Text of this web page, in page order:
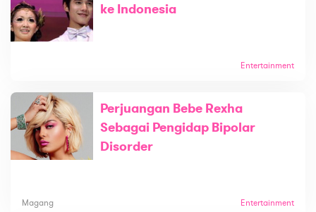
ke Indonesia
Entertainment
Perjuangan Bebe Rexha
Sebagai Pengidap Bipolar
Disorder
Magang Entertainment